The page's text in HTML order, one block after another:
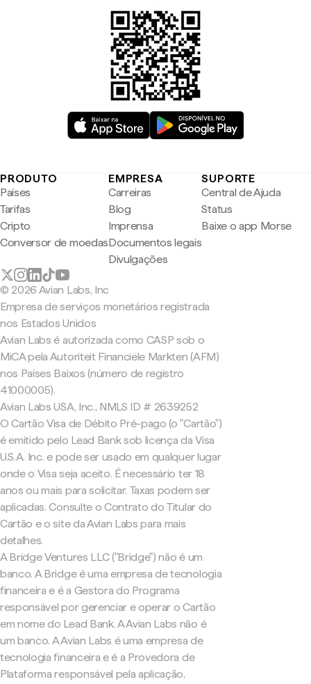
PRODUTO
Países
Tarifas
Cripto
Conversor de moedas
EMPRESA
Carreiras
Blog
Imprensa
Documentos legais
Divulgações
SUPORTE
Central de Ajuda
Status
Baixe o app Morse
© 2026 Avian Labs, Inc
Empresa de serviços monetários registrada
nos Estados Unidos
Avian Labs é autorizada como CASP sob o
MiCA pela Autoriteit Financiële Markten (AFM)
nos Países Baixos (número de registro
41000005).
Avian Labs USA, Inc., NMLS ID # 2639252
O Cartão Visa de Débito Pré-pago (o "Cartão")
é emitido pelo Lead Bank sob licença da Visa
U.S.A. Inc. e pode ser usado em qualquer lugar
onde o Visa seja aceito. É necessário ter 18
anos ou mais para solicitar. Taxas podem ser
aplicadas. Consulte o Contrato do Titular do
Cartão e o site da Avian Labs para mais
detalhes.
A Bridge Ventures LLC ("Bridge") não é um
banco. A Bridge é uma empresa de tecnologia
financeira e é a Gestora do Programa
responsável por gerenciar e operar o Cartão
em nome do Lead Bank. A Avian Labs não é
um banco. A Avian Labs é uma empresa de
tecnologia financeira e é a Provedora de
Plataforma responsável pela aplicação,